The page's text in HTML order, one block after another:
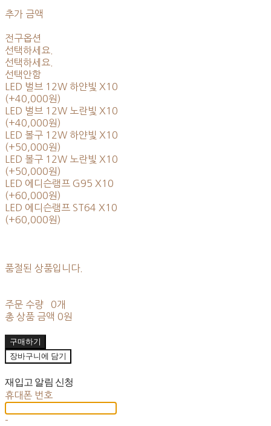
추가 금액
전구옵션
선택하세요.
선택하세요.
선택안함
LED 벌브 12W 하얀빛 X10
(+40,000원)
LED 벌브 12W 노란빛 X10
(+40,000원)
LED 볼구 12W 하얀빛 X10
(+50,000원)
LED 볼구 12W 노란빛 X10
(+50,000원)
LED 에디슨램프 G95 X10
(+60,000원)
LED 에디슨램프 ST64 X10
(+60,000원)
품절된 상품입니다.
주문 수량
0개
총 상품 금액 0원
구매하기
장바구니에 담기
재입고 알림 신청
휴대폰 번호
-